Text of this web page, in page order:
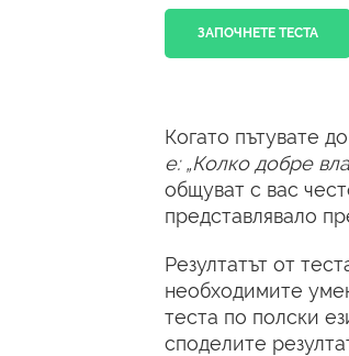
ЗАПОЧНЕТЕ ТЕСТА
Когато пътувате
е: „Колко добре
общуват с вас
представлявало
Резултатът от
необходимите
теста по полски
споделите